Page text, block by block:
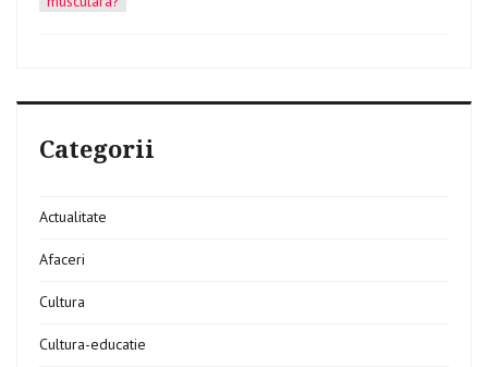
Categorii
Actualitate
Afaceri
Cultura
Cultura-educatie